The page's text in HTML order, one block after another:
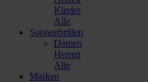
Kinder
Alle
Sonnenbrillen
Damen
Herren
Alle
Marken